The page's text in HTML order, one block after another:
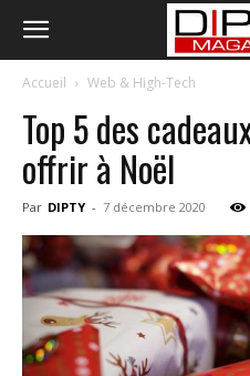
Accueil Web & High-Tech
Top 5 des
offrir à Noël
Par DIPTY - 7 décembre 2020